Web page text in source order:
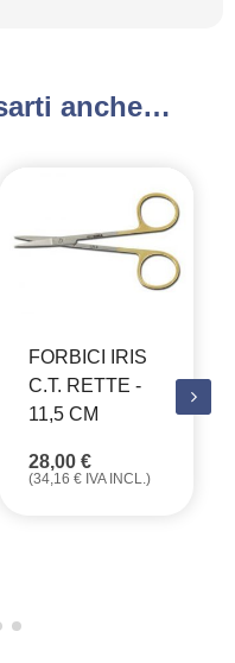
anche…
FORBICI IRIS
C.T. RETTE -
11,5 CM
28,00 €
(34,16 € IVA INCL.)